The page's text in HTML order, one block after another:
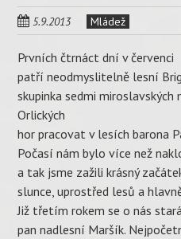
5.9.2013 Mládež
Prvních čtrnáct dní v červenci
patří neodmyslitelně lesní
skupinka sedmi
Orlických
hor pracovat v lesích barona
Počasí nám bylo více než
a tak jsme zažili krásný
slunce, uprostřed lesů a
Již třetím rokem se o nás
pan nadlesní Maršík.